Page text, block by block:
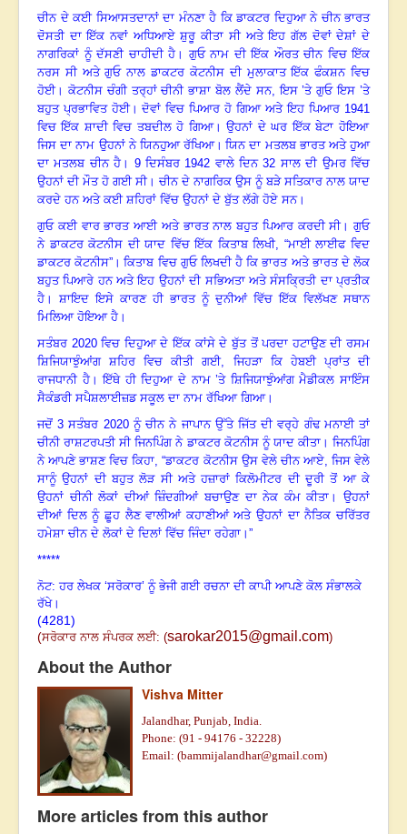
ਚੀਨ ਦੇ ਕਈ ਸਿਆਸਤਦਾਨਾਂ ਦਾ ਮੰਨਣਾ ਹੈ ਕਿ ਡਾਕਟਰ ਦਿਹੁਆ ਨੇ ਚੀਨ ਭਾਰਤ
ਦੋਸਤੀ ਦਾ ਇੱਕ ਨਵਾਂ ਅਧਿਆਏ ਸ਼ੁਰੂ ਕੀਤਾ ਸੀ ਅਤੇ ਇਹ ਗੱਲ ਦੋਵਾਂ ਦੇਸ਼ਾਂ ਦੇ
ਨਾਗਰਿਕਾਂ ਨੂੰ ਦੱਸਣੀ ਚਾਹੀਦੀ ਹੈ। ਗੁਓ ਨਾਮ ਦੀ ਇੱਕ ਔਰਤ ਚੀਨ ਵਿਚ ਇੱਕ
ਨਰਸ ਸੀ ਅਤੇ ਗੁਓ ਨਾਲ ਡਾਕਟਰ ਕੋਟਨੀਸ ਦੀ ਮੁਲਾਕਾਤ ਇੱਕ ਫੰਕਸ਼ਨ ਵਿਚ
ਹੋਈ। ਕੋਟਨੀਸ ਚੰਗੀ ਤਰ੍ਹਾਂ ਚੀਨੀ ਭਾਸ਼ਾ ਬੋਲ ਲੈਂਦੇ ਸਨ,ਇਸ ’ਤੇ ਗੁਓ ਇਸ ’ਤੇ
ਬਹੁਤ ਪ੍ਰਭਾਵਿਤ ਹੋਈ। ਦੋਵਾਂ ਵਿਚ ਪਿਆਰ ਹੋ ਗਿਆ ਅਤੇ ਇਹ ਪਿਆਰ 1941
ਵਿਚ ਇੱਕ ਸ਼ਾਦੀ ਵਿਚ ਤਬਦੀਲ ਹੋ ਗਿਆ। ਉਹਨਾਂ ਦੇ ਘਰ ਇੱਕ ਬੇਟਾ ਹੋਇਆ
ਜਿਸ ਦਾ ਨਾਮ ਉਹਨਾਂ ਨੇ ਯਿਨਹੁਆ ਰੱਖਿਆ।ਯਿਨ ਦਾ ਮਤਲਬ ਭਾਰਤ ਅਤੇ ਹੁਆ
ਦਾ ਮਤਲਬ ਚੀਨ ਹੈ। 9ਦਿਸੰਬਰ 1942 ਵਾਲੇ ਦਿਨ32 ਸਾਲ ਦੀ ਉਮਰ ਵਿੱਚ
ਉਹਨਾਂ ਦੀ ਮੌਤ ਹੋ ਗਈ ਸੀ। ਚੀਨ ਦੇ ਨਾਗਰਿਕ ਉਸ ਨੂੰ ਬੜੇ ਸਤਿਕਾਰ ਨਾਲ ਯਾਦ
ਕਰਦੇ ਹਨ ਅਤੇ ਕਈ ਸ਼ਹਿਰਾਂ ਵਿੱਚ ਉਹਨਾਂ ਦੇ ਬੁੱਤ ਲੱਗੇ ਹੋਏ ਸਨ।
ਗੁਓ ਕਈ ਵਾਰ ਭਾਰਤ ਆਈ ਅਤੇ ਭਾਰਤ ਨਾਲ ਬਹੁਤ ਪਿਆਰ ਕਰਦੀ ਸੀ। ਗੁਓ
ਨੇ ਡਾਕਟਰ ਕੋਟਨੀਸ ਦੀ ਯਾਦ ਵਿੱਚ ਇੱਕ ਕਿਤਾਬ ਲਿਖੀ, “ਮਾਈ ਲਾਈਫ ਵਿਦ
ਡਾਕਟਰ ਕੋਟਨੀਸ” ।ਕਿਤਾਬ ਵਿਚ ਗੁਓ ਲਿਖਦੀ ਹੈ ਕਿ ਭਾਰਤ ਅਤੇ ਭਾਰਤ ਦੇ ਲੋਕ
ਬਹੁਤ ਪਿਆਰੇ ਹਨ ਅਤੇ ਇਹ ਉਹਨਾਂ ਦੀ ਸਭਿਅਤਾ ਅਤੇ ਸੰਸਕ੍ਰਿਤੀ ਦਾ ਪ੍ਰਤੀਕ
ਹੈ। ਸ਼ਾਇਦ ਇਸੇ ਕਾਰਣ ਹੀ ਭਾਰਤ ਨੂੰ ਦੁਨੀਆਂ ਵਿੱਚ ਇੱਕ ਵਿਲੱਖਣ ਸਥਾਨ
ਮਿਲਿਆ ਹੋਇਆ ਹੈ।
ਸਤੰਬਰ 2020ਵਿਚ ਦਿਹੁਆ ਦੇ ਇੱਕ ਕਾਂਸੇ ਦੇ ਬੁੱਤ ਤੋਂ ਪਰਦਾ ਹਟਾਉਣ ਦੀ ਰਸਮ
ਸ਼ਿਜਿਯਾਝੁੰਆਂਗ ਸ਼ਹਿਰ ਵਿਚ ਕੀਤੀ ਗਈ, ਜਿਹੜਾ ਕਿ ਹੇਬਈ ਪ੍ਰਾਂਤ ਦੀ
ਰਾਜਧਾਨੀ ਹੈ। ਇੱਥੇ ਹੀ ਦਿਹੁਆ ਦੇ ਨਾਮ ’ਤੇ ਸ਼ਿਜਿਯਾਝੁੰਆਂਗ ਮੈਡੀਕਲ ਸਾਇੰਸ
ਸੈਕੰਡਰੀ ਸਪੈਸ਼ਲਾਈਜ਼ਡ ਸਕੂਲ ਦਾ ਨਾਮ ਰੱਖਿਆ ਗਿਆ।
ਜਦੋਂ3 ਸਤੰਬਰ 2020ਨੂੰ ਚੀਨ ਨੇ ਜਾਪਾਨ ਉੱਤੇ ਜਿੱਤ ਦੀ ਵਰ੍ਹੇ ਗੰਢ ਮਨਾਈ ਤਾਂ
ਚੀਨੀ ਰਾਸ਼ਟਰਪਤੀ ਸੀ ਜਿਨਪਿੰਗ ਨੇ ਡਾਕਟਰ ਕੋਟਨੀਸ ਨੂੰ ਯਾਦ ਕੀਤਾ। ਜਿਨਪਿੰਗ
ਨੇ ਆਪਣੇ ਭਾਸ਼ਣ ਵਿਚ ਕਿਹਾ, “ਡਾਕਟਰ ਕੋਟਨੀਸ ਉਸ ਵੇਲੇ ਚੀਨ ਆਏ, ਜਿਸ ਵੇਲੇ
ਸਾਨੂੰ ਉਹਨਾਂ ਦੀ ਬਹੁਤ ਲੋੜ ਸੀ ਅਤੇ ਹਜ਼ਾਰਾਂ ਕਿਲੋਮੀਟਰ ਦੀ ਦੂਰੀ ਤੋਂ ਆ ਕੇ
ਉਹਨਾਂ ਚੀਨੀ ਲੋਕਾਂ ਦੀਆਂ ਜ਼ਿੰਦਗੀਆਂ ਬਚਾਉਣ ਦਾ ਨੇਕ ਕੰਮ ਕੀਤਾ। ਉਹਨਾਂ
ਦੀਆਂ ਦਿਲ ਨੂੰ ਛੂਹ ਲੈਣ ਵਾਲੀਆਂ ਕਹਾਣੀਆਂ ਅਤੇ ਉਹਨਾਂ ਦਾ ਨੈਤਿਕ ਚਰਿੱਤਰ
ਹਮੇਸ਼ਾ ਚੀਨ ਦੇ ਲੋਕਾਂ ਦੇ ਦਿਲਾਂ ਵਿੱਚ ਜਿੰਦਾ ਰਹੇਗਾ । ”
*****
ਨੋਟ: ਹਰ ਲੇਖਕ ‘ਸਰੋਕਾਰ’ ਨੂੰ ਭੇਜੀ ਗਈ ਰਚਨਾ ਦੀ ਕਾਪੀ ਆਪਣੇ ਕੋਲ ਸੰਭਾਲਕੇ
ਰੱਖੇ।
(4281)
(ਸਰੋਕਾਰ ਨਾਲ ਸੰਪਰਕ ਲਈ: (sarokar2015@gmail.com)
About the Author
Vishva Mitter
Jalandhar, Punjab, India.
Phone: (91 - 94176 - 32228)
Email: (bammijalandhar@gmail.com)
More articles from this author